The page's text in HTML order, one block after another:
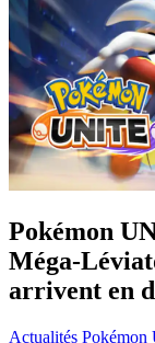
Pokémon
Méga-
arrivent en
Actualités Pokémon